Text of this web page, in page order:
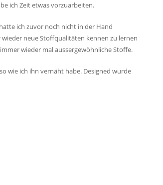
ich Zeit etwas vorzuarbeiten.
ich zuvor noch nicht in der Hand
neue Stoffqualitäten kennen zu lernen
wieder mal aussergewöhnliche Stoffe.
wie ich ihn vernäht habe. Designed wurde